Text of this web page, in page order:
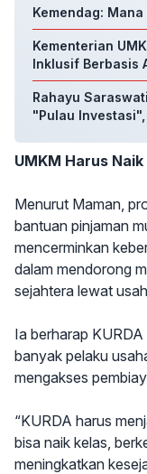
Kemendag:
Kementerian
Inklusif Berbasis
Rahayu
"Pulau
UMKM Harus Naik
Menurut Maman,
bantuan pinjaman
mencerminkan
dalam mendorong
sejahtera lewat
Ia berharap
banyak pelaku
mengakses
“KURDA harus
bisa naik kelas,
meningkatkan